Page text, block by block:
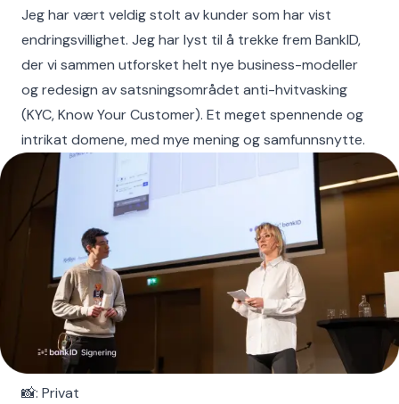
Jeg har vært veldig stolt av kunder som har vist
endringsvillighet. Jeg har lyst til å trekke frem BankID,
der vi sammen utforsket helt nye business-modeller
og redesign av satsningsområdet anti-hvitvasking
(KYC, Know Your Customer). Et meget spennende og
intrikat domene, med mye mening og samfunnsnytte.
📸: Privat